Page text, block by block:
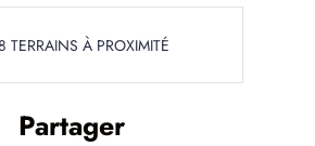
TERRAINS À PROXIMITÉ
Partager